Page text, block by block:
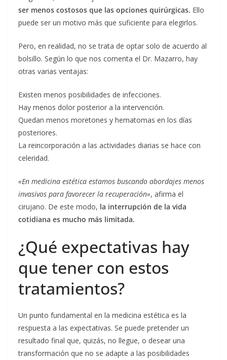
ser menos costosos que las opciones quirúrgicas. Ello
puede ser un motivo más que suficiente para elegirlos.
Pero, en realidad, no se trata de optar solo de acuerdo al
bolsillo. Según lo que nos comenta el Dr. Mazarro, hay
otras varias ventajas:
Existen menos posibilidades de infecciones.
Hay menos dolor posterior a la intervención.
Quedan menos moretones y hematomas en los días
posteriores.
La reincorporación a las actividades diarias se hace con
celeridad.
«En medicina estética estamos buscando abordajes menos
invasivos para favorecer la recuperación», afirma el
cirujano. De este modo, la interrupción de la vida
cotidiana es mucho más limitada.
¿Qué expectativas hay
que tener con estos
tratamientos?
Un punto fundamental en la medicina estética es la
respuesta a las expectativas. Se puede pretender un
resultado final que, quizás, no llegue, o desear una
transformación que no se adapte a las posibilidades